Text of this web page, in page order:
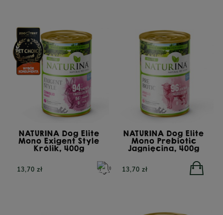
NATURINA Dog Elite
Mono Exigent Style
Królik, 400g
13,70 zł
NATURINA Dog Elite
Mono Prebiotic
Jagnięcina, 400g
13,70 zł